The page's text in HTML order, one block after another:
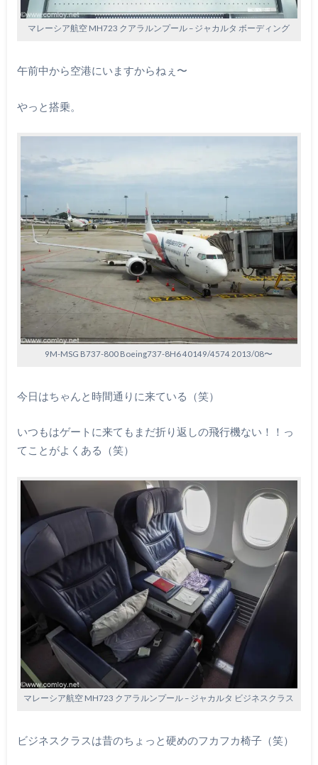
マレーシア航空 MH723 クアラルンプール – ジャカルタ ボーディング
午前中から空港にいますからねぇ〜
やっと搭乗。
9M-MSG B737-800 Boeing737-8H6 40149/4574 2013/08〜
今日はちゃんと時間通りに来ている（笑）
いつもはゲートに来てもまだ折り返しの飛行機ない！！っ
てことがよくある（笑）
マレーシア航空 MH723 クアラルンプール – ジャカルタ ビジネスクラス
ビジネスクラスは昔のちょっと硬めのフカフカ椅子（笑）